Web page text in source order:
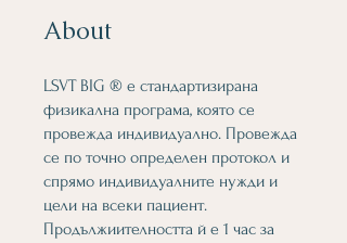
About
LSVT BIG ® e стандартизирана
физикална програма, която се
провежда индивидуално. Провежда
се по точно определен протокол и
спрямо индивидуалните нужди и
цели на всеки пациент.
Продължиителността й е 1 час за